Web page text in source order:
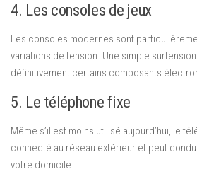
4. Les consoles de jeux
Les consoles modernes sont
variations de tension. Une simple
définitivement certains composants
5. Le téléphone fixe
Même s’il est moins utilisé aujourd’hui, le
connecté au réseau extérieur et peut
votre domicile.